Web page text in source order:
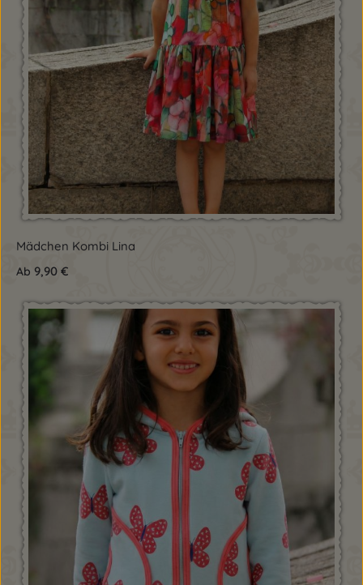
Mädchen Kombi Lina
Ab 9,90 €